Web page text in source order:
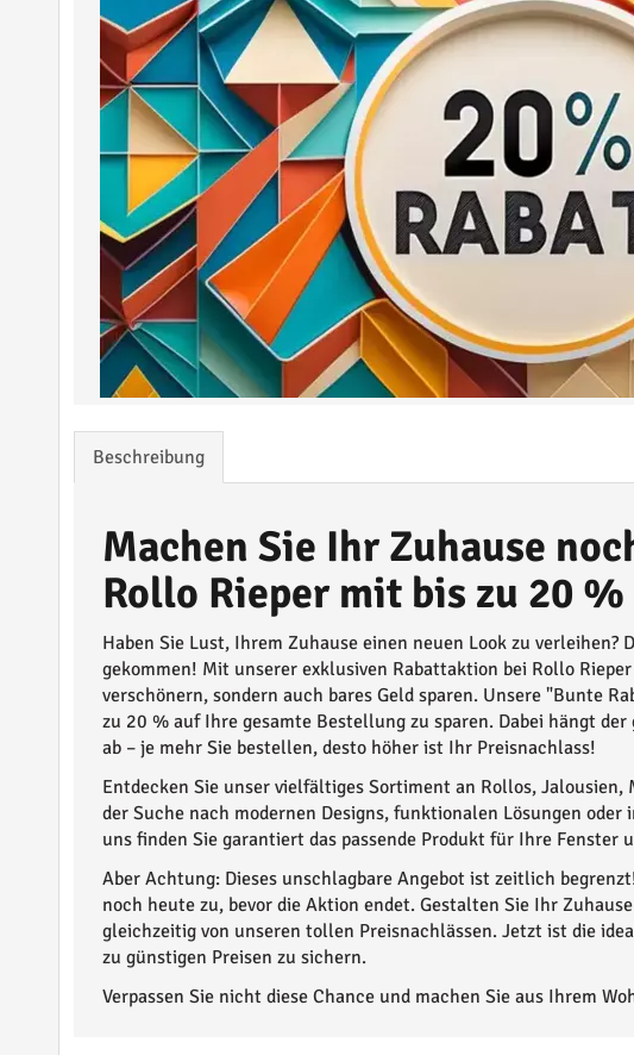
Beschreibung
Machen Sie Ihr Zuhause
Rollo Rieper mit bis zu 20
Haben Sie Lust, Ihrem Zuhause einen neuen Look zu
gekommen! Mit unserer exklusiven Rabattaktion bei Rollo
verschönern, sondern auch bares Geld sparen. Unsere "Bunte
zu 20 % auf Ihre gesamte Bestellung zu sparen. Dabei hängt
ab – je mehr Sie bestellen, desto höher ist Ihr Preisnachlass!
Entdecken Sie unser vielfältiges Sortiment an Rollos, Jalousien,
der Suche nach modernen Designs, funktionalen Lösungen
uns finden Sie garantiert das passende Produkt für Ihre Fenster
Aber Achtung: Dieses unschlagbare Angebot ist zeitlich
noch heute zu, bevor die Aktion endet. Gestalten Sie Ihr
gleichzeitig von unseren tollen Preisnachlässen. Jetzt ist die
zu günstigen Preisen zu sichern.
Verpassen Sie nicht diese Chance und machen Sie aus Ihrem